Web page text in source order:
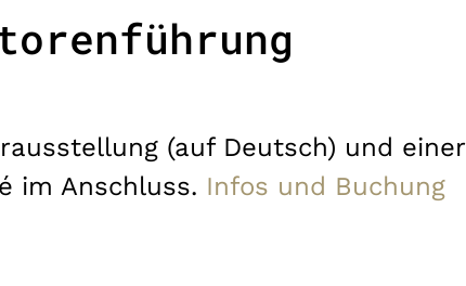
(auf Deutsch) und einer
im Anschluss. Infos und Buchung